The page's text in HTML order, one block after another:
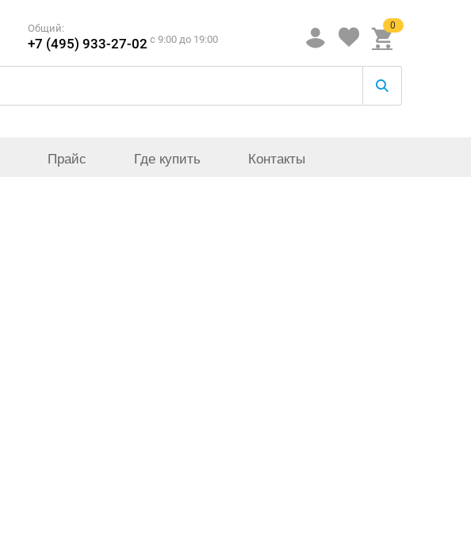
Общий:
+7 (495) 933-27-02 c 9:00 до 19:00
0
Прайс Где купить Контакты